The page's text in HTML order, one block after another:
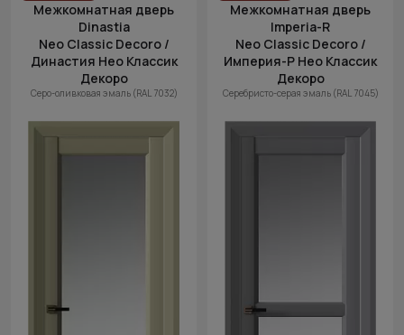
Межкомнатная дверь
Dinastia
Neo Classic Decoro /
Династия Нео Классик
Декоро
Серо-оливковая эмаль (RAL 7032)
Межкомнатная дверь
Imperia-R
Neo Classic Decoro /
Империя-Р Нео Классик
Декоро
Серебристо-серая эмаль (RAL 7045)